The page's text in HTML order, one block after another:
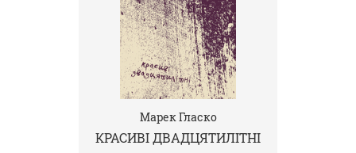
Марек Гласко
КРАСИВІ ДВАДЦЯТИЛІТНІ